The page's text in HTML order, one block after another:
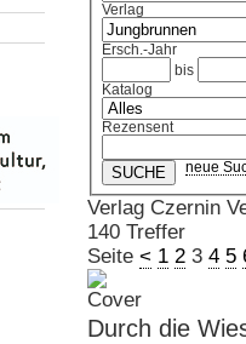
Verlag
Ersch.-Jahr
bis
Katalog
Rezensent
neue
Verlag Czernin
140 Treffer
Seite < 1 2 3 4 5
Durch die